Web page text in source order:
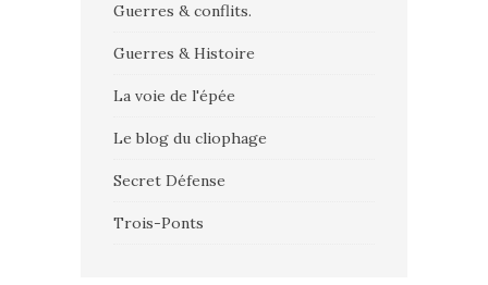
Guerres & conflits.
Guerres & Histoire
La voie de l'épée
Le blog du cliophage
Secret Défense
Trois-Ponts